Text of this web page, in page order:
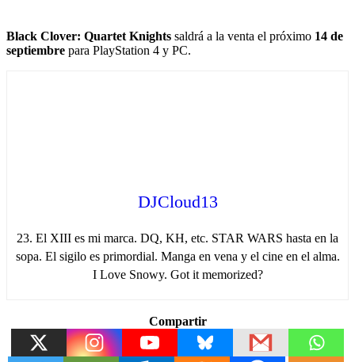
Black Clover: Quartet Knights saldrá a la venta el próximo 14 de
septiembre para PlayStation 4 y PC.
DJCloud13
23. El XIII es mi marca. DQ, KH, etc. STAR WARS hasta en la
sopa. El sigilo es primordial. Manga en vena y el cine en el alma.
I Love Snowy. Got it memorized?
Compartir